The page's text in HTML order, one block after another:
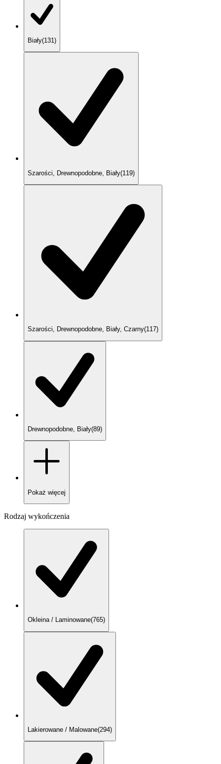
Biały(131 )
Szarości, Drewnopodobne, Biały(119)
Szarości, Drewnopodobne, Biały, Czarny(117)
Drewnopodobne, Biały(89)
Pokaż więcej
Rodzaj wykończenia
Okleina / Laminowane(765)
Lakierowane / Malowane(294)